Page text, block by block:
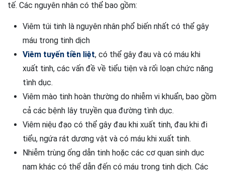
tế. Các nguyên nhân có thể bao gồm:
Viêm túi tinh là nguyên nhân phổ biến nhất có thể gây
máu trong tinh dịch
Viêm tuyến tiền liệt, có thể gây đau và có máu khi
xuất tinh, các vấn đề về tiểu tiện và rối loạn chức năng
tình dục.
Viêm mào tinh hoàn thường do nhiễm vi khuẩn, bao gồm
cả các bệnh lây truyền qua đường tình dục.
Viêm niệu đạo có thể gây đau khi xuất tinh, đau khi đi
tiểu, ngứa rát dương vật và có máu khi xuất tinh.
Nhiễm trùng ống dẫn tinh hoặc các cơ quan sinh dục
nam khác có thể dẫn đến có máu trong tinh dịch. Các